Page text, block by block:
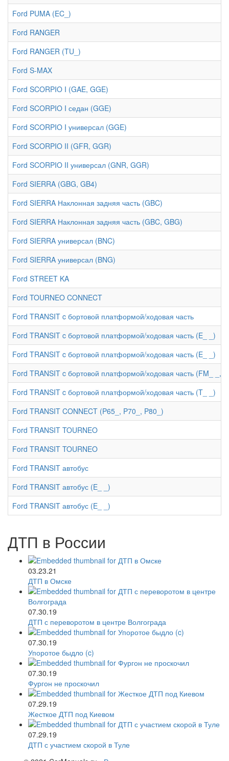
Ford PUMA (EC_)
Ford RANGER
Ford RANGER (TU_)
Ford S-MAX
Ford SCORPIO I (GAE, GGE)
Ford SCORPIO I седан (GGE)
Ford SCORPIO I универсал (GGE)
Ford SCORPIO II (GFR, GGR)
Ford SCORPIO II универсал (GNR, GGR)
Ford SIERRA (GBG, GB4)
Ford SIERRA Наклонная задняя часть (GBC)
Ford SIERRA Наклонная задняя часть (GBC, GBG)
Ford SIERRA универсал (BNC)
Ford SIERRA универсал (BNG)
Ford STREET KA
Ford TOURNEO CONNECT
Ford TRANSIT c бортовой платформой/ходовая часть
Ford TRANSIT c бортовой платформой/ходовая часть (E_ _)
Ford TRANSIT c бортовой платформой/ходовая часть (E_ _)
Ford TRANSIT c бортовой платформой/ходовая часть (FM_ _,
Ford TRANSIT c бортовой платформой/ходовая часть (T_ _)
Ford TRANSIT CONNECT (P65_, P70_, P80_)
Ford TRANSIT TOURNEO
Ford TRANSIT TOURNEO
Ford TRANSIT автобус
Ford TRANSIT автобус (E_ _)
Ford TRANSIT автобус (E_ _)
ДТП в России
03.23.21
ДТП в Омске
07.30.19
ДТП с переворотом в центре Волгограда
07.30.19
Упоротое быдло (c)
07.30.19
Фургон не проскочил
07.29.19
Жесткое ДТП под Киевом
07.29.19
ДТП с участием скорой в Туле